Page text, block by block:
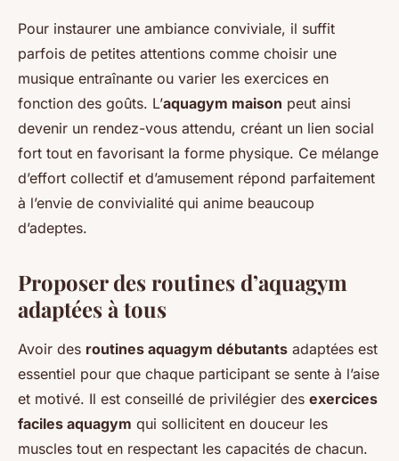
Pour instaurer une ambiance conviviale, il suffit
parfois de petites attentions comme choisir une
musique entraînante ou varier les exercices en
fonction des goûts. L’aquagym maison peut ainsi
devenir un rendez-vous attendu, créant un lien social
fort tout en favorisant la forme physique. Ce mélange
d’effort collectif et d’amusement répond parfaitement
à l’envie de convivialité qui anime beaucoup
d’adeptes.
Proposer des routines d’aquagym
adaptées à tous
Avoir des routines aquagym débutants adaptées est
essentiel pour que chaque participant se sente à l’aise
et motivé. Il est conseillé de privilégier des exercices
faciles aquagym qui sollicitent en douceur les
muscles tout en respectant les capacités de chacun.